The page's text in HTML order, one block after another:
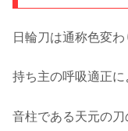
日輪刀は通称色変わ
持ち主の呼吸適正
音柱である天元の刀